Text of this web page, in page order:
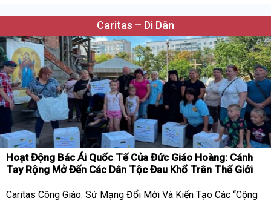
Caritas – Di Dân
Hoạt Động Bác Ái Quốc Tế Của Đức Giáo Hoàng: Cánh
Tay Rộng Mở Đến Các Dân Tộc Đau Khổ Trên Thế Giới
Caritas Công Giáo: Sứ Mạng Đổi Mới Và Kiến Tạo Các “Cộng